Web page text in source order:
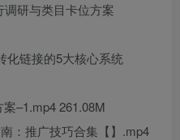
研与类目卡位方案
化链接的5大核心系统
–1.mp4 261.08M
：推广技巧合集【】.mp4